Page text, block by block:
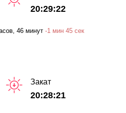
20:29:22
, 46 минут -1 мин 45 сек
Закат
20:28:21